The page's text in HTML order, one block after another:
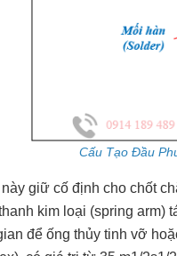
Cấu Tạo Đầu
giữ cố định cho chốt
kim loại (spring
để ống thủy tinh vỡ